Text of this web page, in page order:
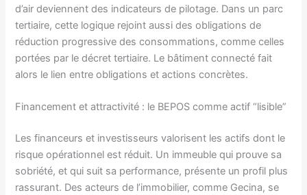
d’air deviennent des indicateurs de pilotage. Dans un parc
tertiaire, cette logique rejoint aussi des obligations de
réduction progressive des consommations, comme celles
portées par le décret tertiaire. Le bâtiment connecté fait
alors le lien entre obligations et actions concrètes.
Financement et attractivité : le BEPOS comme actif “lisible”
Les financeurs et investisseurs valorisent les actifs dont le
risque opérationnel est réduit. Un immeuble qui prouve sa
sobriété, et qui suit sa performance, présente un profil plus
rassurant. Des acteurs de l’immobilier, comme Gecina, se